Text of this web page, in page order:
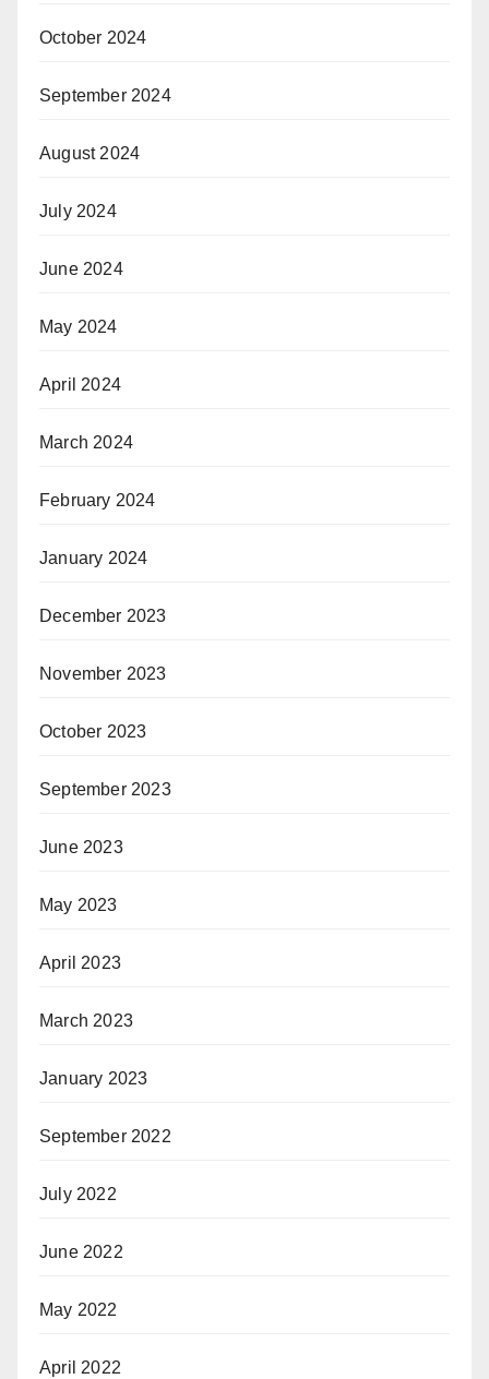
October 2024
September 2024
August 2024
July 2024
June 2024
May 2024
April 2024
March 2024
February 2024
January 2024
December 2023
November 2023
October 2023
September 2023
June 2023
May 2023
April 2023
March 2023
January 2023
September 2022
July 2022
June 2022
May 2022
April 2022